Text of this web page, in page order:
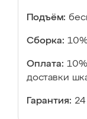
Подъём:
Сборка:
Оплата:
доставки
Гарантия: